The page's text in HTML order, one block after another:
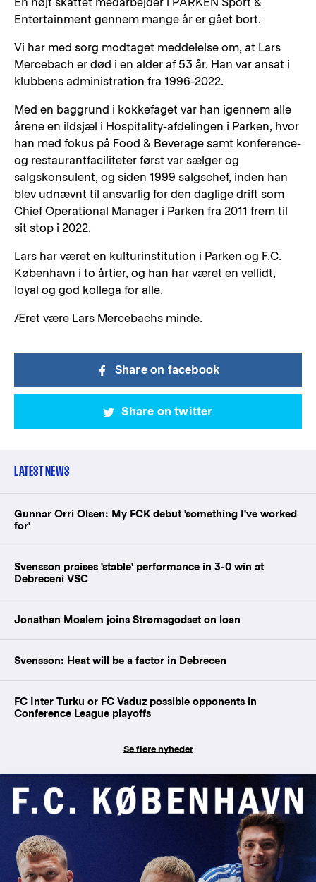
Entertainment gennem mange år er gået bort.
Vi har med sorg modtaget meddelelse om, at Lars
Mercebach er død i en alder af 53 år. Han var ansat i
klubbens administration fra 1996-2022.
Med en baggrund i kokkefaget var han igennem alle
årene en ildsjæl i Hospitality-afdelingen i Parken, hvor
han med fokus på Food & Beverage samt konference-
og restaurantfaciliteter først var sælger og
salgskonsulent, og siden 1999 salgschef, inden han
blev udnævnt til ansvarlig for den daglige drift som
Chief Operational Manager i Parken fra 2011 frem til
sit stop i 2022.
Lars har været en kulturinstitution i Parken og F.C.
København i to årtier, og han har været en vellidt,
loyal og god kollega for alle.
Æret være Lars Mercebachs minde.
Share on facebook
Share on twitter
LATEST NEWS
Gunnar Orri Olsen: My FCK debut 'something I've worked
for'
Svensson praises 'stable' performance in 3-0 win at
Debreceni VSC
Jonathan Moalem joins Strømsgodset on loan
Svensson: Heat will be a factor in Debrecen
FC Inter Turku or FC Vaduz possible opponents in
Conference League playoffs
Se flere nyheder